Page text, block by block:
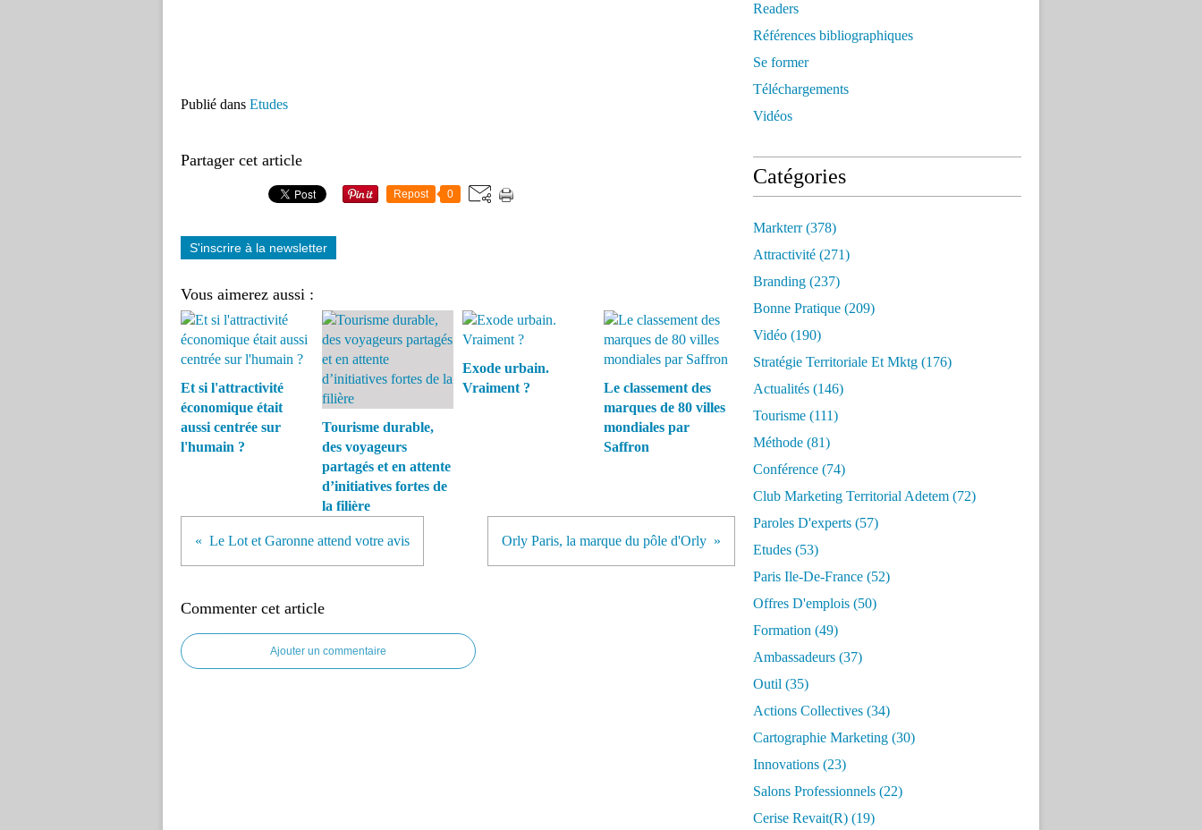
Publié dans Etudes
Partager cet article
Repost 0
S'inscrire à la newsletter
Vous aimerez aussi :
Et si l'attractivité
économique était
aussi centrée sur
l'humain ?
Tourisme durable,
des voyageurs
partagés et en attente
d’initiatives fortes de
la filière
Exode urbain.
Vraiment ?
Le classement des
marques de 80 villes
mondiales par
Saffron
Le Lot et Garonne attend votre avis Orly Paris, la marque du pôle d'Orly
Commenter cet article
Ajouter un commentaire
Readers
Références bibliographiques
Se former
Téléchargements
Vidéos
Catégories
Markterr(378)
Attractivité (271)
Branding (237)
Bonne Pratique (209)
Vidéo (190)
Stratégie Territoriale Et Mktg (176)
Actualités (146)
Tourisme (111)
Méthode (81)
Conférence (74)
Club Marketing Territorial Adetem (72)
Paroles D'experts (57)
Etudes (53)
Paris Ile-De-France (52)
Offres D'emplois (50)
Formation (49)
Ambassadeurs (37)
Outil (35)
Actions Collectives (34)
Cartographie Marketing (30)
Innovations (23)
Salons Professionnels (22)
Cerise Revait(r) (19)